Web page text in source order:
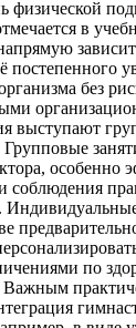
физической
в
постепенного
без
выступают
особенно
соблюдения
по